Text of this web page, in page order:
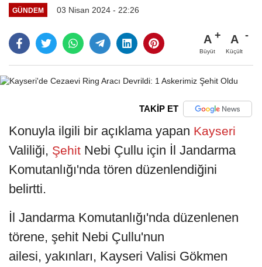
GÜNDEM 03 Nisan 2024 - 22:26
A
Büyüt
A
Küçült
TAKİP ET
Konuyla ilgili bir açıklama yapan Kayseri
Valiliği, Şehit Nebi Çullu için İl Jandarma
Komutanlığı'nda tören düzenlendiğini
belirtti.
İl Jandarma Komutanlığı'nda düzenlenen
törene, şehit Nebi Çullu'nun
ailesi, yakınları, Kayseri Valisi Gökmen